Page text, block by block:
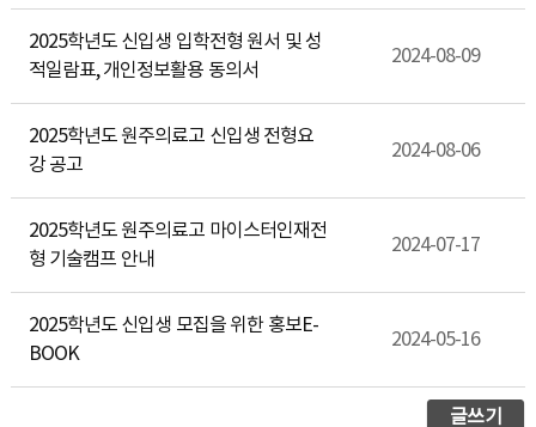
2025학년도 신입생 입학전형 원서 및 성
적일람표, 개인정보활용 동의서
2024-08-09
2025학년도 원주의료고 신입생 전형요
강 공고
2024-08-06
2025학년도 원주의료고 마이스터인재전
형 기술캠프 안내
2024-07-17
2025학년도 신입생 모집을 위한 홍보E-
BOOK
2024-05-16
글쓰기